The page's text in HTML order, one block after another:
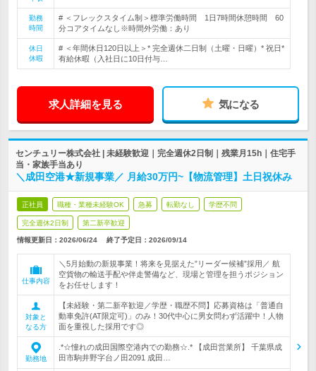
勤務
時間
# ＜フレックスタイム制＞標準労働時間 1日7時間休憩時間 60
分コアタイムなし※時間外労働：あり
休日
休暇
# ＜年間休日120日以上＞* 完全週休二日制（土曜・日曜）* 祝日*
有給休暇（入社日に10日付与…
求人詳細を見る 気になる
センチュリー株式会社 | 未経験歓迎｜完全週休2日制｜残業月15h｜住宅手
当・家族手当あり
＼成田空港★新規事業／ 月給30万円~【物流管理】土日祝休み
正社員 職種・業種未経験OK 急募 転勤なし 学歴不問
完全週休2日制 第二新卒歓迎
情報更新日：2026/06/24 終了予定日： 2026/09/14
仕事内容
＼5月始動の新規事業！将来を見据えた”リーダー候補”採用／ 航
空貨物の輸送手配や伴走警備など、現場と管理を担うポジション
をお任せします！
対象と
なる方
【未経験・第二新卒歓迎／学歴・職歴不問】応募資格は「普通自
動車免許(AT限定可)」のみ！30代中心に男女問わず活躍中！人物
面を重視した採用です◎
勤務地
.*☆憧れの成田国際空港内での勤務☆.* 【成田営業所】 千葉県成
田市駒井野字台ノ田2091 成田…